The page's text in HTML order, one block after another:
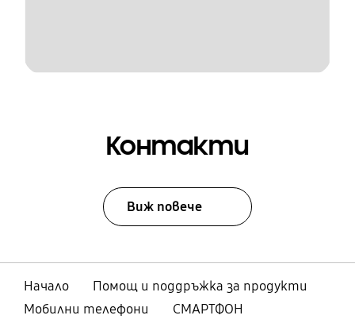
Контакти
Виж повече
Начало
Помощ и поддръжка за продукти
Мобилни телефони
СМАРТФОН